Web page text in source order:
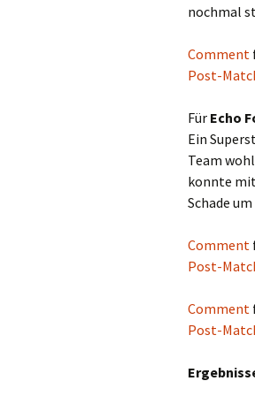
nochmal
Comment
Post-
Für Echo
Ein
Team
konnte mit
Schade
Comment
Post-
Comment
Post-